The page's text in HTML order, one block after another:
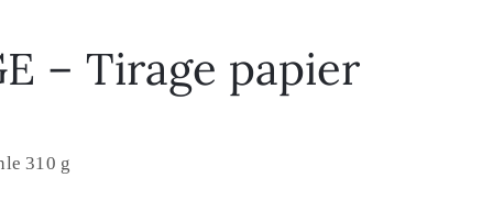
– Tirage papier
310 g